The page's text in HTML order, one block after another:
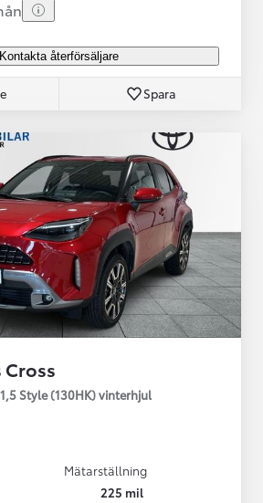
Kontakta återförsäljare
Spara
Cross
Style (130HK) vinterhjul
Mätarställning
225 mil